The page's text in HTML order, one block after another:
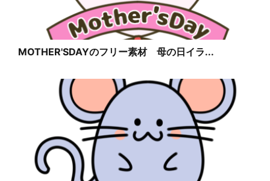
MOTHER'SDAYのフリー素材 母の日イラ...